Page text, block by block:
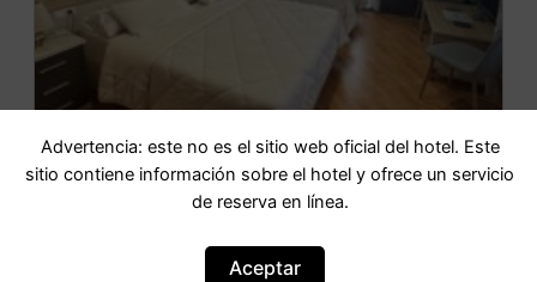
Duque
Advertencia: este no es el sitio web oficial del hotel. Este
sitio contiene información sobre el hotel y ofrece un servicio
de reserva en línea.
Aceptar